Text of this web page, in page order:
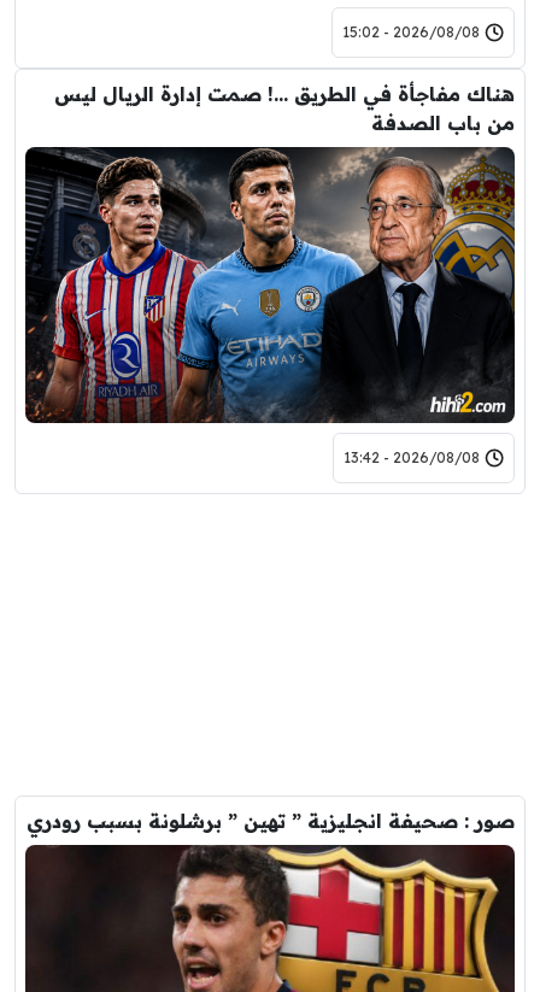
2026/08/08 - 15:02
هناك مفاجأة في الطريق …! صمت إدارة الريال ليس
من باب الصدفة
2026/08/08 - 13:42
صور : صحيفة انجليزية ” تهين ” برشلونة بسبب رودري